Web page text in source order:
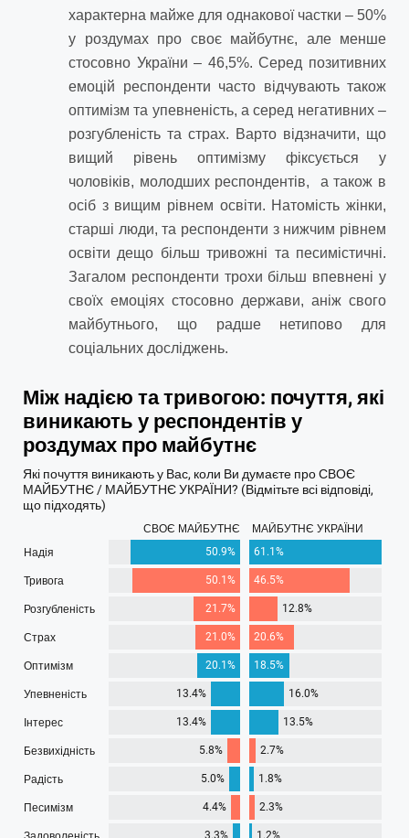
характерна майже для однакової частки – 50%
у роздумах про своє майбутнє, але менше
стосовно України – 46,5%. Серед позитивних
емоцій респонденти часто відчувають також
оптимізм та упевненість, а серед негативних –
розгубленість та страх. Варто відзначити, що
вищий рівень оптимізму фіксується у
чоловіків, молодших респондентів, а також в
осіб з вищим рівнем освіти. Натомість жінки,
старші люди, та респонденти з нижчим рівнем
освіти дещо більш тривожні та песимістичні.
Загалом респонденти трохи більш впевнені у
своїх емоціях стосовно держави, аніж свого
майбутнього, що радше нетипово для
соціальних досліджень.